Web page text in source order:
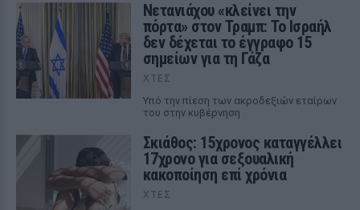
Νετανιάχου «κλείνει την
πόρτα» στον Τραμπ: Το Ισραήλ
δεν δέχεται το έγγραφο 15
σημείων για τη Γάζα
ΧΤΕΣ
Υπό την πίεση των ακροδεξιών εταίρων
του στην κυβέρνηση
Σκιάθος: 15χρονος καταγγέλλει
17χρονο για σεξουαλική
κακοποίηση επί χρόνια
ΧΤΕΣ